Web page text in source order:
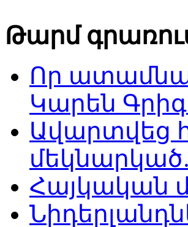
Թարմ
Որ
Կարեն
Ավարտվեց
Հայկական